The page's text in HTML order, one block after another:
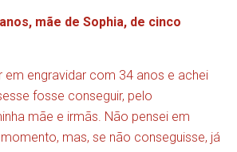
mãe de Sophia, de cinco
em engravidar com 34 anos e achei
fosse conseguir, pelo
mãe e irmãs. Não pensei em
mas, se não conseguisse, já